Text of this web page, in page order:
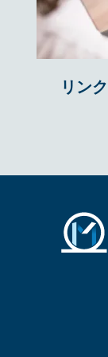
リン